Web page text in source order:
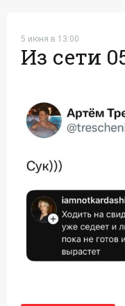
5 июня в 13:00
Из сети